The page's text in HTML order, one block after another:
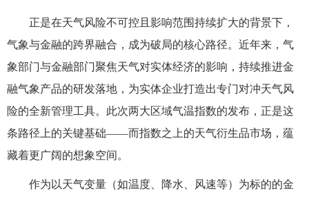
正是在天气风险不可控且影响范围持续扩大的背景下，
气象与金融的跨界融合，成为破局的核心路径。近年来，气
象部门与金融部门聚焦天气对实体经济的影响，持续推进金
融气象产品的研发落地，为实体企业打造出专门对冲天气风
险的全新管理工具。此次两大区域气温指数的发布，正是这
条路径上的关键基础——而指数之上的天气衍生品市场，蕴
藏着更广阔的想象空间。
作为以天气变量（如温度、降水、风速等）为标的的金